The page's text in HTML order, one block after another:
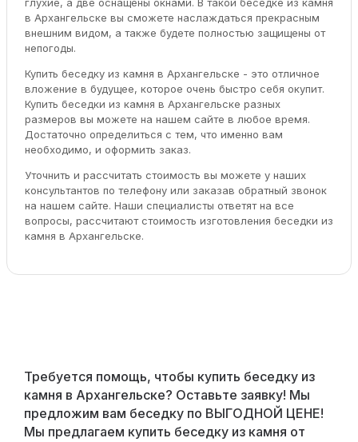
в Архангельске вы сможете наслаждаться прекрасным
внешним видом, а также будете полностью защищены от
непогоды.
Купить беседку из камня в Архангельске - это отличное
вложение в будущее, которое очень быстро себя окупит.
Купить беседки из камня в Архангельске разных
размеров вы можете на нашем сайте в любое время.
Достаточно определиться с тем, что именно вам
необходимо, и оформить заказ.
Уточнить и рассчитать стоимость вы можете у наших
консультантов по телефону или заказав обратный звонок
на нашем сайте. Наши специалисты ответят на все
вопросы, рассчитают стоимость изготовления беседки из
камня в Архангельске.
Требуется помощь, чтобы купить беседку из
камня в Архангельске? Оставьте заявку! Мы
предложим вам беседку по ВЫГОДНОЙ ЦЕНЕ!
Мы предлагаем купить беседку из камня от